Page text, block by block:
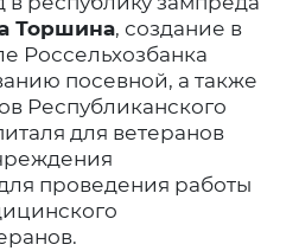
Торшина, создание в
Россельхозбанка
посевной, а также
Республиканского
для ветеранов
проведения работы